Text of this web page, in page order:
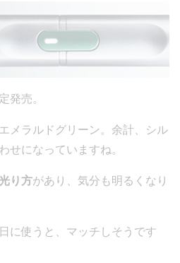
発売。
メラルドグリーン。余計、シル
せになっていますね。
り方があり、気分も明るくなり
に使うと、マッチしそうです